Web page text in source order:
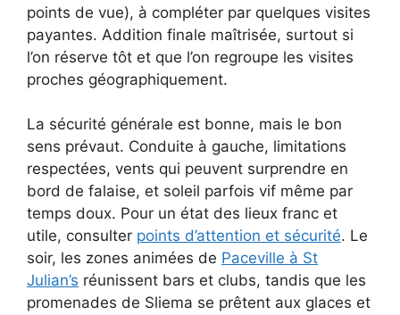
points de vue), à compléter par quelques visites
payantes. Addition finale maîtrisée, surtout si
l’on réserve tôt et que l’on regroupe les visites
proches géographiquement.
La sécurité générale est bonne, mais le bon
sens prévaut. Conduite à gauche, limitations
respectées, vents qui peuvent surprendre en
bord de falaise, et soleil parfois vif même par
temps doux. Pour un état des lieux franc et
utile, consulter points d’attention et sécurité. Le
soir, les zones animées de Paceville à St
Julian’s réunissent bars et clubs, tandis que les
promenades de Sliema se prêtent aux glaces et